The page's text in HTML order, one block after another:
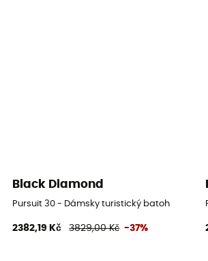
Black Diamond
Pursuit 30 - Dámsky turistický batoh
2382,19 Kč 3829,00 Kč -37%